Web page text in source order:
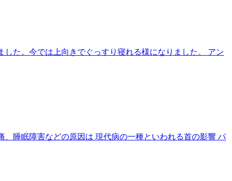
た。今では上向きでぐっすり寝れる様になりました。 アン
睡眠障害などの原因は 現代病の一種といわれる首の影響 パ